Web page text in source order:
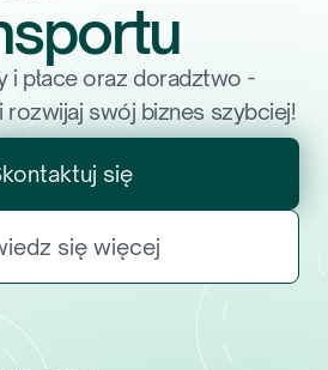
sportu
i płace oraz doradztwo -
rozwijaj swój biznes szybciej!
się
się więcej